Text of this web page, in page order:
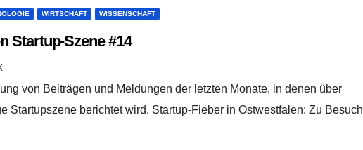
WIRTSCHAFT WISSENSCHAFT
Startup-Szene #14
von Beiträgen und Meldungen der letzten Monate, in denen über
Startupszene berichtet wird. Startup-Fieber in Ostwestfalen: Zu Besuch